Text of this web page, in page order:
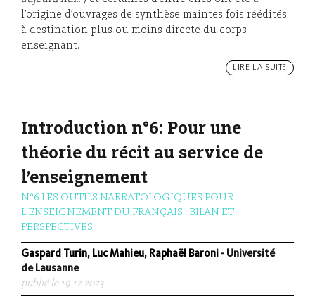
l’origine d’ouvrages de synthèse maintes fois réédités
à destination plus ou moins directe du corps
enseignant.
LIRE LA SUITE
Introduction n°6: Pour une
théorie du récit au service de
l’enseignement
N°6 LES OUTILS NARRATOLOGIQUES POUR
L'ENSEIGNEMENT DU FRANÇAIS : BILAN ET
PERSPECTIVES
Gaspard Turin, Luc Mahieu, Raphaël Baroni - Université
de Lausanne
publié le 19.12.2023